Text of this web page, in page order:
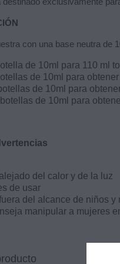
con una base neutra de
de 10ml para 110 ml
de 10ml para
de 10ml para
de 10ml para
del calor y de la luz
de usar
del alcance de niños y
manipular a mujeres